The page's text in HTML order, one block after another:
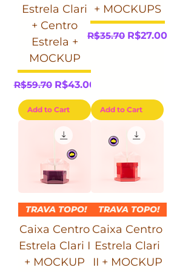
Estrela Clari
+ Centro
Estrela +
MOCKUP
Regular Price
R$59.70 Sale Price
R$43.00
Add to Cart
+ MOCKUPS
Regular Price
R$35.70 Sale Price
R$27.00
Add to Cart
TRAVA TOPO!
Caixa Centro
Estrela Clari I
+ MOCKUP
TRAVA TOPO!
Caixa Centro
Estrela Clari
II + MOCKUP